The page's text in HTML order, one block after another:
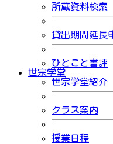
所蔵資料検索
貸出期間延長
ひとこと書評
世宗学堂
世宗学堂紹介
クラス案内
授業日程